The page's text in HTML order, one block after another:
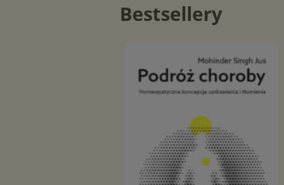
Bestsellery